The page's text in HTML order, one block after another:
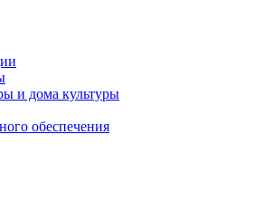
и дома культуры
обеспечения